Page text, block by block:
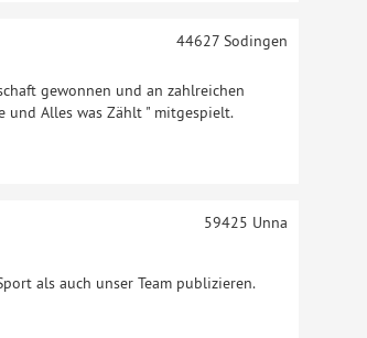
gewonnen und an zahlreichen
und Alles was Zählt " mitgespielt.
44627Sodingen
als auch unser Team publizieren.
59425 Unna